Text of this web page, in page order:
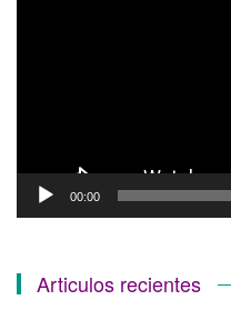
00:00
Articulos recientes